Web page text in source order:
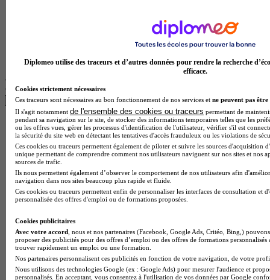
BTS Communication à Bordeaux
BTS Communication à Lyon
BTS Ndrc à Lyon
Les intitulés de diplôme par alternance
les plus recherchés
BTS Esf en alternance
BTS Dietetique en alternance
BTS Mco en alternance
BTS Pi en alternance
BTS Sp3s en alternance
Master CCA en alternance
BTS Ndrc en alternance
BTS Sam en alternance
BTS Sio en alternance
MSc Marketing Digital en alternance
BTS Gpme en alternance
Cap Electricien en alternance
BTS Gpn en alternance
Diplomeo utilise des traceurs et d’autres données pour rendre la recherche
efficace.
Cookies strictement nécessaires
Ces traceurs sont nécessaires au bon fonctionnement de nos services et ne peuvent pas être
Il s'agit notamment de l'ensemble des cookies ou traceurs permettant de
pendant sa navigation sur le site, de stocker des informations temporaires telles que les
ou les offres vues, gérer les processus d'identification de l'utilisateur, vérifier s'il est
la sécurité du site web en détectant les tentatives d'accès frauduleux ou les violations de
Ces cookies ou traceurs permettent également de piloter et suivre les sources d'acquisition
unique permettant de comprendre comment nos utilisateurs naviguent sur nos sites et nos
sources de trafic.
Ils nous permettent également d’observer le comportement de nos utilisateurs afin
navigation dans nos sites beaucoup plus rapide et fluide.
Ces cookies ou traceurs permettent enfin de personnaliser les interfaces de consultation et
personnalisée des offres d'emploi ou de formations proposées.
Cookies publicitaires
Avec votre accord , nous et nos partenaires (Facebook, Google Ads, Critéo, Bing,)
proposer des publicités pour des offres d’emploi ou des offres de formations
trouver rapidement un emploi ou une formation.
Nos partenaires personnalisent ces publicités en fonction de votre navigation, de votre
Nous utilisons des technologies Google (ex : Google Ads) pour mesurer l'audience et
personnalisés. En acceptant, vous consentez à l'utilisation de vos données par Google